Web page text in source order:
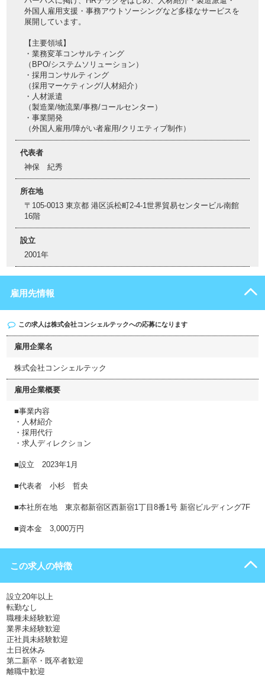
外国人雇用支援・事務アウトソーシングなど多様なサービスを
展開しています。
【主要領域】
・業務変革コンサルティング
（BPO/システムソリューション）
・採用コンサルティング
（採用マーケティング/人材紹介）
・人材派遣
（製造業/物流業/事務/コールセンター）
・事業開発
（外国人雇用/障がい者雇用/クリエティブ制作）
代表者
神保 紀秀
所在地
〒105-0013 東京都 港区浜松町2-4-1世界貿易センタービル南館
16階
設立
2001年
雇用先情報
この求人は株式会社コンシェルテックへの応募になります
雇用企業名
株式会社コンシェルテック
雇用企業概要
■事業内容
・人材紹介
・採用代行
・求人ディレクション
■設立 2023年1月
■代表者 小杉 哲央
■本社所在地 東京都新宿区西新宿1丁目8番1号 新宿ビルディング7F
■資本金 3,000万円
この求人の特徴
設立20年以上
転勤なし
職種未経験歓迎
業界未経験歓迎
正社員未経験歓迎
土日祝休み
第二新卒・既卒者歓迎
離職中歓迎